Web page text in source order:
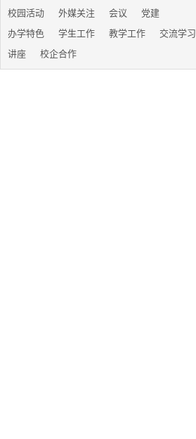
校园活动 外媒关注 会议
党建
办学特色
学生工作 教学工作
交流学习
讲座
校企合作